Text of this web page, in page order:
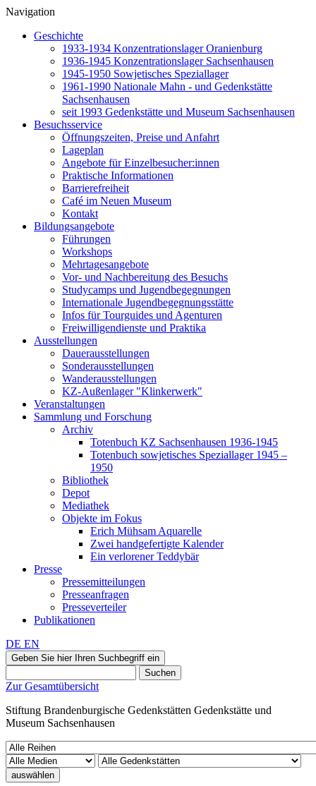
Navigation
Geschichte
1933-1934 Konzentrationslager Oranienburg
1936-1945 Konzentrationslager Sachsenhausen
1945-1950 Sowjetisches Speziallager
1961-1990 Nationale Mahn - und Gedenkstätte
Sachsenhausen
seit 1993 Gedenkstätte und Museum Sachsenhausen
Besuchsservice
Öffnungszeiten, Preise und Anfahrt
Lageplan
Angebote für Einzelbesucher:innen
Praktische Informationen
Barrierefreiheit
Café im Neuen Museum
Kontakt
Bildungsangebote
Führungen
Workshops
Mehrtagesangebote
Vor- und Nachbereitung des Besuchs
Studycamps und Jugendbegegnungen
Internationale Jugendbegegnungsstätte
Infos für Tourguides und Agenturen
Freiwilligendienste und Praktika
Ausstellungen
Dauerausstellungen
Sonderausstellungen
Wanderausstellungen
KZ-Außenlager "Klinkerwerk"
Veranstaltungen
Sammlung und Forschung
Archiv
Totenbuch KZ Sachsenhausen 1936-1945
Totenbuch sowjetisches Speziallager 1945 –
1950
Bibliothek
Depot
Mediathek
Objekte im Fokus
Erich Mühsam Aquarelle
Zwei handgefertigte Kalender
Ein verlorener Teddybär
Presse
Pressemitteilungen
Presseanfragen
Presseverteiler
Publikationen
DE EN
Geben Sie hier Ihren Suchbegriff ein
Suchen
Zur Gesamtübersicht
Stiftung Brandenburgische Gedenkstätten Gedenkstätte und
Museum Sachsenhausen
auswählen